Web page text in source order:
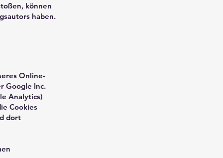
können
haben.
Online-
Google Inc.
Analytics)
Cookies
dort